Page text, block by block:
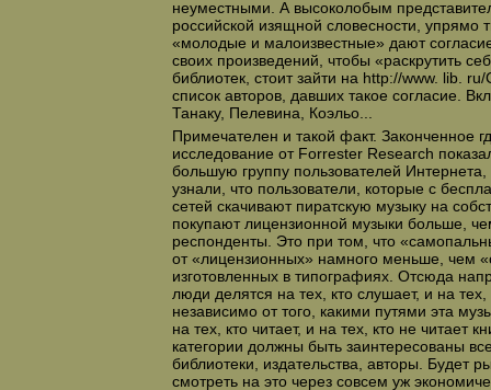
неуместными. А высоколобым
российской изящной словесности, упрямо
«молодые и малоизвестные» дают
своих произведений, чтобы «раскрутить
библиотек, стоит зайти на http://www. lib.
список авторов, давших такое согласие.
Танаку, Пелевина, Коэльо...
Примечателен и такой факт. Законченное
исследование от Forrester Research
большую группу пользователей Интернета,
узнали, что пользователи, которые с
сетей скачивают пиратскую музыку на
покупают лицензионной музыки больше,
респонденты. Это при том, что
от «лицензионных» намного меньше, чем
изготовленных в типографиях. Отсюда
люди делятся на тех, кто слушает, и на
независимо от того, какими путями эта
на тех, кто читает, и на тех, кто не читает
категории должны быть заинтересованы
библиотеки, издательства, авторы. Будет
смотреть на это через совсем уж